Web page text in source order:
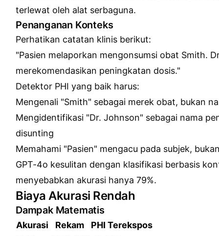
terlewat oleh alat serbaguna.
Penanganan Konteks
Perhatikan catatan klinis berikut:
"Pasien melaporkan mengonsumsi obat Smith.
merekomendasikan peningkatan dosis."
Detektor PHI yang baik harus:
Mengenali "Smith" sebagai merek obat, bukan
Mengidentifikasi "Dr. Johnson" sebagai nama
disunting
Memahami "Pasien" mengacu pada subjek,
GPT-4o kesulitan dengan klasifikasi berbasis
menyebabkan akurasi hanya 79%.
Biaya Akurasi Rendah
Dampak Matematis
Akurasi Rekam
PHI Terekspos